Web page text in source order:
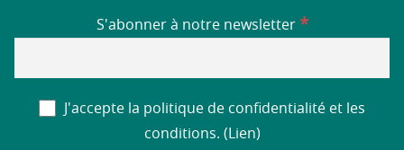
S'abonner à notre newsletter *
J'accepte la politique de confidentialité et les
conditions. ( Lien)